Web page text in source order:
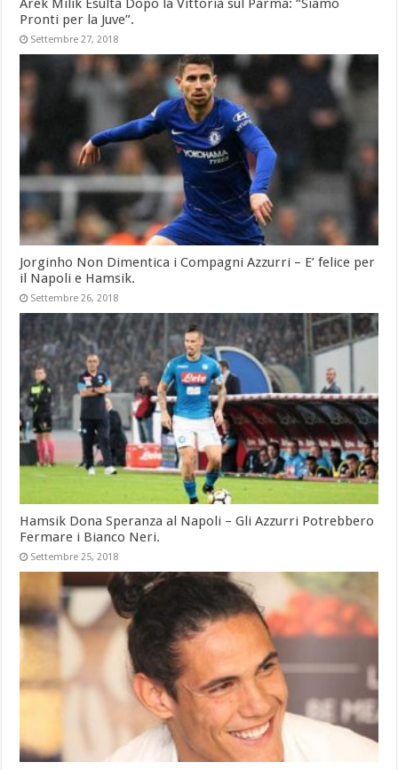
Arek Milik Esulta Dopo la Vittoria sul Parma: “Siamo
Pronti per la Juve”.
Settembre 27, 2018
Jorginho Non Dimentica i Compagni Azzurri – E’ felice per
il Napoli e Hamsik.
Settembre 26, 2018
Hamsik Dona Speranza al Napoli – Gli Azzurri Potrebbero
Fermare i Bianco Neri.
Settembre 25, 2018